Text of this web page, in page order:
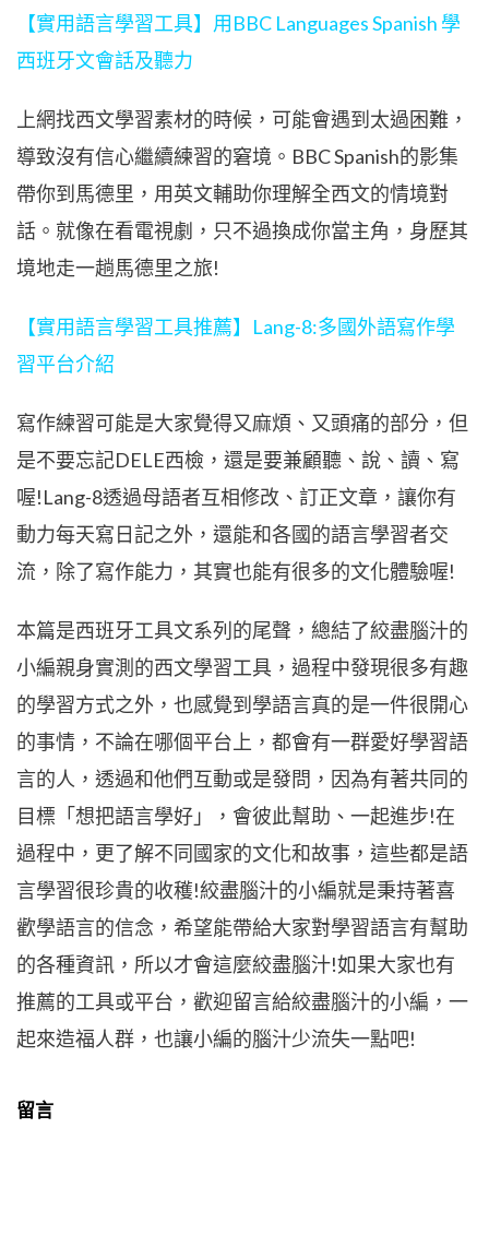
【實用語言學習工具】用BBC Languages Spanish 學
西班牙文會話及聽力
上網找西文學習素材的時候，可能會遇到太過困難，
導致沒有信心繼續練習的窘境。BBC Spanish的影集
帶你到馬德里，用英文輔助你理解全西文的情境對
話。就像在看電視劇，只不過換成你當主角，身歷其
境地走一趟馬德里之旅!
【實用語言學習工具推薦】Lang-8:多國外語寫作學
習平台介紹
寫作練習可能是大家覺得又麻煩、又頭痛的部分，但
是不要忘記DELE西檢，還是要兼顧聽、說、讀、寫
喔!Lang-8透過母語者互相修改、訂正文章，讓你有
動力每天寫日記之外，還能和各國的語言學習者交
流，除了寫作能力，其實也能有很多的文化體驗喔!
本篇是西班牙工具文系列的尾聲，總結了絞盡腦汁的
小編親身實測的西文學習工具，過程中發現很多有趣
的學習方式之外，也感覺到學語言真的是一件很開心
的事情，不論在哪個平台上，都會有一群愛好學習語
言的人，透過和他們互動或是發問，因為有著共同的
目標「想把語言學好」，會彼此幫助、一起進步!在
過程中，更了解不同國家的文化和故事，這些都是語
言學習很珍貴的收穫!絞盡腦汁的小編就是秉持著喜
歡學語言的信念，希望能帶給大家對學習語言有幫助
的各種資訊，所以才會這麼絞盡腦汁!如果大家也有
推薦的工具或平台，歡迎留言給絞盡腦汁的小編，一
起來造福人群，也讓小編的腦汁少流失一點吧!
留言